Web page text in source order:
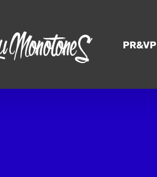
PR&VP